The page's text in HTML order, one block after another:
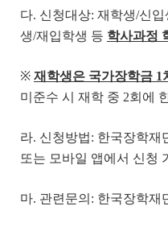
다. 신청대상: 재학생/신
생/재입학생 등 학사과정
※ 재학생은 국가장학금 1
미준수 시 재학 중 2회에
라. 신청방법: 한국장학재
또는 모바일 앱에서 신청
마. 관련문의: 한국장학재